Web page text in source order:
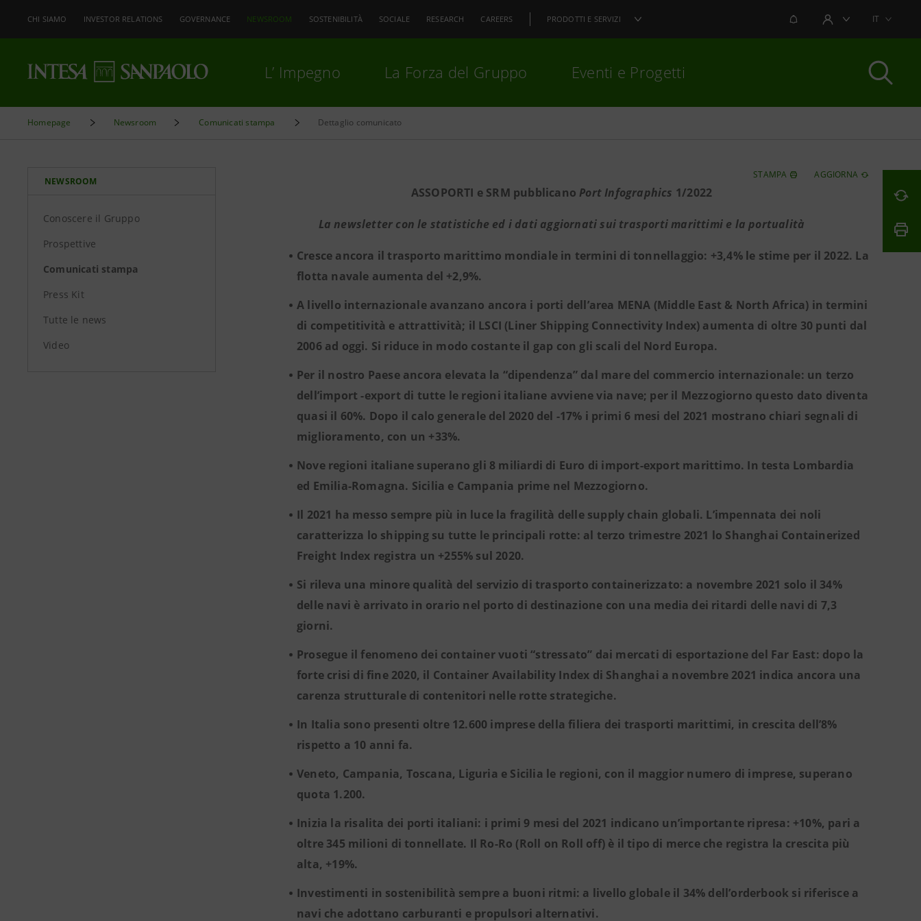
CHI SIAMO INVESTOR RELATIONS GOVERNANCE NEWSROOM SOSTENIBILITÀ SOCIALE RESEARCH CAREERS PRODOTTI E SERVIZI NOTIFICHEAREA UTENTEIT
L’ Impegno La Forza del Gruppo Eventi e Progetti
Homepage Newsroom Comunicati stampa Dettaglio comunicato
NEWSROOM
Conoscere il Gruppo
Prospettive
Comunicati stampa
Press Kit
Tutte le news
Video
STAMPA AGGIORNA
ASSOPORTI e SRM pubblicano Port Infographics 1/2022
La newsletter con le statistiche ed i dati aggiornati sui trasporti marittimi e la portualità
Cresce ancora il trasporto marittimo mondiale in termini di tonnellaggio: +3,4% le stime per il 2022. La
flotta navale aumenta del +2,9%.
A livello internazionale avanzano ancora i porti dell’area MENA (Middle East & North Africa) in termini
di competitività e attrattività; il LSCI (Liner Shipping Connectivity Index) aumenta di oltre 30 punti dal
2006 ad oggi. Si riduce in modo costante il gap con gli scali del Nord Europa.
Per il nostro Paese ancora elevata la “dipendenza” dal mare del commercio internazionale: un terzo
dell’import -export di tutte le regioni italiane avviene via nave; per il Mezzogiorno questo dato diventa
quasi il 60%. Dopo il calo generale del 2020 del -17% i primi 6 mesi del 2021 mostrano chiari segnali di
miglioramento, con un +33%.
Nove regioni italiane superano gli 8 miliardi di Euro di import-export marittimo. In testa Lombardia
ed Emilia-Romagna. Sicilia e Campania prime nel Mezzogiorno.
Il 2021 ha messo sempre più in luce la fragilità delle supply chain globali. L’impennata dei noli
caratterizza lo shipping su tutte le principali rotte: al terzo trimestre 2021 lo Shanghai Containerized
Freight Index registra un +255% sul 2020.
Si rileva una minore qualità del servizio di trasporto containerizzato: a novembre 2021 solo il 34%
delle navi è arrivato in orario nel porto di destinazione con una media dei ritardi delle navi di 7,3
giorni.
Prosegue il fenomeno dei container vuoti “stressato” dai mercati di esportazione del Far East: dopo la
forte crisi di fine 2020, il Container Availability Index di Shanghai a novembre 2021 indica ancora una
carenza strutturale di contenitori nelle rotte strategiche.
In Italia sono presenti oltre 12.600 imprese della filiera dei trasporti marittimi, in crescita dell’8%
rispetto a 10 anni fa.
Veneto, Campania, Toscana, Liguria e Sicilia le regioni, con il maggior numero di imprese, superano
quota 1.200.
Inizia la risalita dei porti italiani: i primi 9 mesi del 2021 indicano un’importante ripresa: +10%, pari a
oltre 345 milioni di tonnellate. Il Ro-Ro (Roll on Roll off) è il tipo di merce che registra la crescita più
alta, +19%.
Investimenti in sostenibilità sempre a buoni ritmi: a livello globale il 34% dell’orderbook si riferisce a
navi che adottano carburanti e propulsori alternativi.